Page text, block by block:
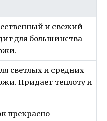
и свежий
для большинства
светлых и средних
Придает теплоту и
прекрасно